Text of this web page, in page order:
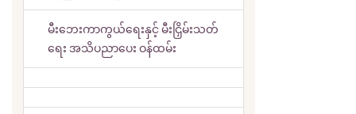
မီးဘေးကာကွယ်ရေးနှင့် မီးငြှိမ်းသတ်
ရေး အသိပညာပေး ဝန်ထမ်း